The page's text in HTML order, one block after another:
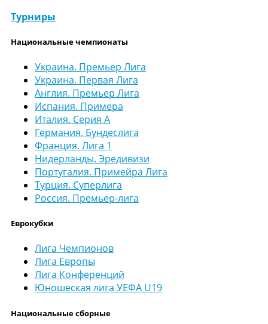
Турниры
Национальные чемпионаты
Украина. Премьер Лига
Украина. Первая Лига
Англия. Премьер Лига
Испания. Примера
Италия. Серия А
Германия. Бундеслига
Франция. Лига 1
Нидерланды. Эредивизи
Португалия. Примейра Лига
Турция. Суперлига
Россия. Премьер-лига
Еврокубки
Лига Чемпионов
Лига Европы
Лига Конференций
Юношеская лига УЕФА U19
Национальные сборные